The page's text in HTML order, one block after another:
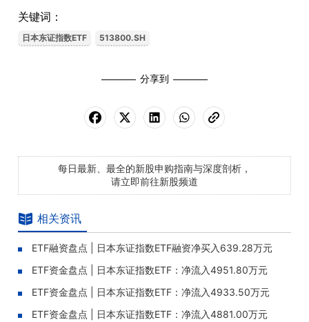
关键词：
日本东证指数ETF 513800.SH
分享到
每日最新、最全的新股申购指南与深度剖析，
请立即前往新股频道
相关资讯
ETF融资盘点 | 日本东证指数ETF融资净买入639.28万元
ETF资金盘点 | 日本东证指数ETF：净流入4951.80万元
ETF资金盘点 | 日本东证指数ETF：净流入4933.50万元
ETF资金盘点 | 日本东证指数ETF：净流入4881.00万元